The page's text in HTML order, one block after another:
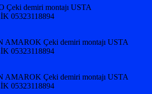
Çeki demiri montajı USTA
05323118894
AMAROK Çeki demiri montajı USTA
05323118894
AMAROK Çeki demiri montajı USTA
05323118894